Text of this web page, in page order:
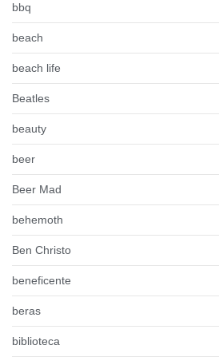
bbq
beach
beach life
Beatles
beauty
beer
Beer Mad
behemoth
Ben Christo
beneficente
beras
biblioteca